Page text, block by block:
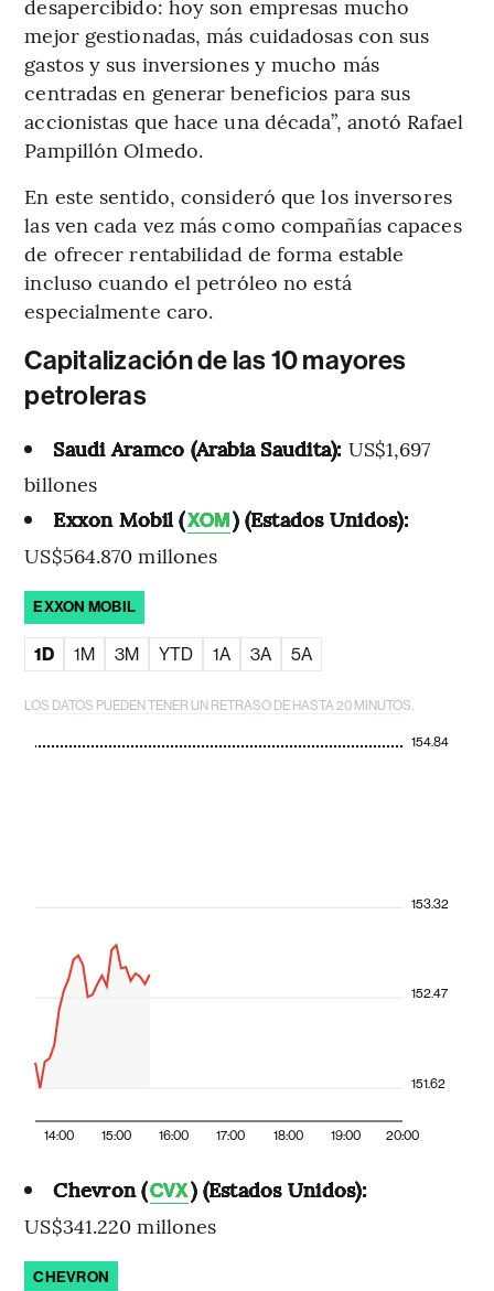
desapercibido: hoy son empresas mucho
mejor gestionadas, más cuidadosas con sus
gastos y sus inversiones y mucho más
centradas en generar beneficios para sus
accionistas que hace una década”, anotó Rafael
Pampillón Olmedo.
En este sentido, consideró que los inversores
las ven cada vez más como compañías capaces
de ofrecer rentabilidad de forma estable
incluso cuando el petróleo no está
especialmente caro.
Capitalización de las 10 mayores
petroleras
Saudi Aramco (Arabia Saudita): US$1,697
billones
Exxon Mobil (XOM) (Estados Unidos):
US$564.870 millones
EXXON MOBIL
1D 1M 3M YTD 1A 3A 5A
LOS DATOS PUEDEN TENER UN RETRASO DE HASTA 20 MINUTOS.
14:00 15:00 16:00 17:00 18:00 19:00 20:00
151.62
152.47
153.32
154.84
Chevron (CVX) (Estados Unidos):
US$341.220 millones
CHEVRON